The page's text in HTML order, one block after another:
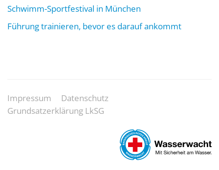
Schwimm-Sportfestival in München
Führung trainieren, bevor es darauf ankommt
Impressum
Datenschutz
Grundsatzerklärung LkSG